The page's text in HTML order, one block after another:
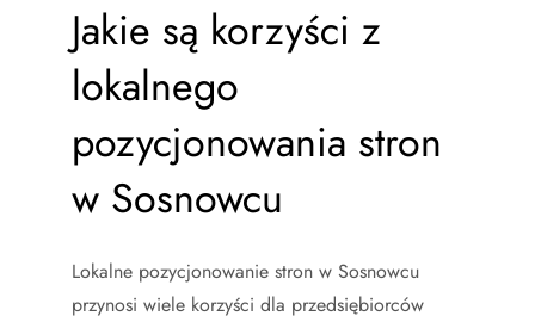
Jakie są korzyści z
lokalnego
pozycjonowania stron
w Sosnowcu
Lokalne pozycjonowanie stron w Sosnowcu
przynosi wiele korzyści dla przedsiębiorców